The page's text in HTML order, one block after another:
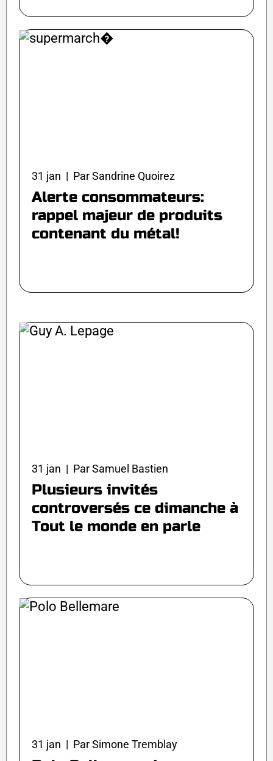
31 jan | Par Sandrine Quoirez
Alerte consommateurs:
rappel majeur de produits
contenant du métal!
31 jan | Par Samuel Bastien
Plusieurs invités
controversés ce dimanche à
Tout le monde en parle
31 jan | Par Simone Tremblay